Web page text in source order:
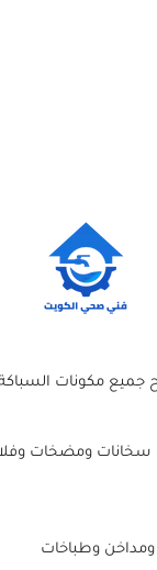
مكونات السباكة
ومضخات
وطباخات